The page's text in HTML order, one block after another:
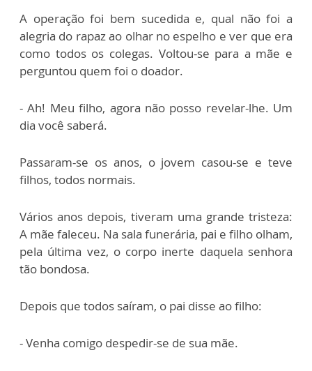
A operação foi bem sucedida e, qual não foi a
alegria do rapaz ao olhar no espelho e ver que era
como todos os colegas. Voltou-se para a mãe e
perguntou quem foi o doador.
- Ah! Meu filho, agora não posso revelar-lhe. Um
dia você saberá.
Passaram-se os anos, o jovem casou-se e teve
filhos, todos normais.
Vários anos depois, tiveram uma grande tristeza:
A mãe faleceu. Na sala funerária, pai e filho olham,
pela última vez, o corpo inerte daquela senhora
tão bondosa.
Depois que todos saíram, o pai disse ao filho:
- Venha comigo despedir-se de sua mãe.